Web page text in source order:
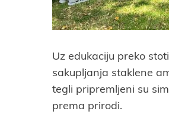
Uz edukaciju preko
sakupljanja staklene
tegli pripremljeni su
prema prirodi.